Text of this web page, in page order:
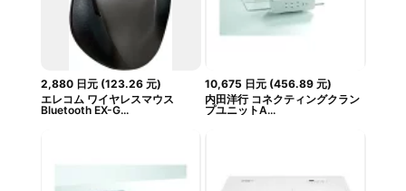
2,880 日元(123.26 元)
エレコム ワイヤレスマウス
Bluetooth EX-G...
10,675 日元 (456.89 元)
内田洋行 コネクティングクラン
プユニットA...